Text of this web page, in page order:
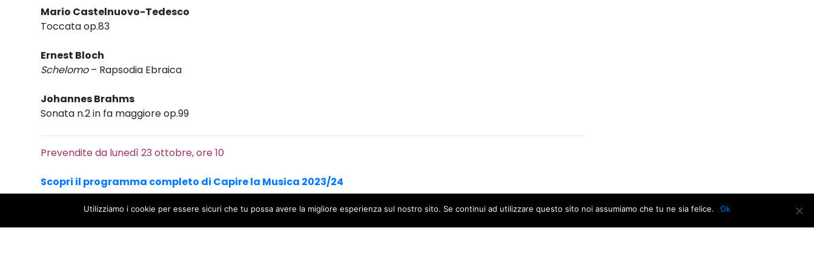
Mario Castelnuovo-Tedesco
Toccata op.83
Ernest Bloch
Schelomo– Rapsodia Ebraica
Johannes Brahms
Sonata n.2 in fa maggiore op.99
Prevendite da lunedì 23 ottobre, ore 10
Scopri il programma completo di Capire la Musica 2023/24
Utilizziamo i cookie per essere sicuri che tu possa avere la migliore esperienza sul nostro sito. Se continui ad utilizzare questo sito noi assumiamo che tu ne sia felice. Ok